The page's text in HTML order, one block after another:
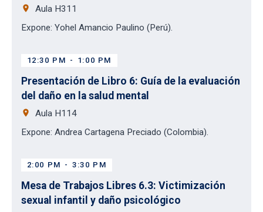
place
Aula H311
Expone: Yohel Amancio Paulino (Perú).
12:30 PM - 1:00 PM
Presentación de Libro 6: Guía de la evaluación
del daño en la salud mental
place
Aula H114
Expone: Andrea Cartagena Preciado (Colombia).
2:00 PM - 3:30 PM
Mesa de Trabajos Libres 6.3: Victimización
sexual infantil y daño psicológico